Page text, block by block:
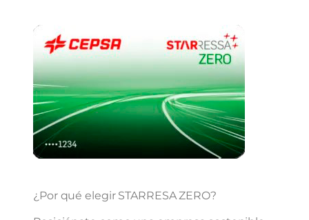
¿Por qué elegir STARRESA ZERO?